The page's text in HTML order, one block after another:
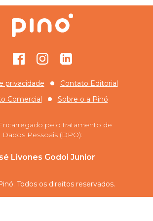
FacebookInstagramGitHub
privacidade
Contato Editorial
Comercial
Sobre o a Pinó
pelo tratamento de
Dados Pessoais (DPO):
Livones Godoi Junior
Todos os direitos reservados.